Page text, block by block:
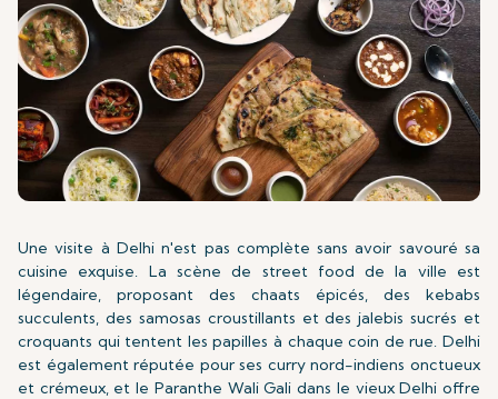
Une visite à Delhi n'est pas complète sans avoir savouré sa
cuisine exquise. La scène de street food de la ville est
légendaire, proposant des chaats épicés, des kebabs
succulents, des samosas croustillants et des jalebis sucrés et
croquants qui tentent les papilles à chaque coin de rue. Delhi
est également réputée pour ses curry nord-indiens onctueux
et crémeux, et le Paranthe Wali Gali dans le vieux Delhi offre